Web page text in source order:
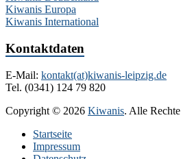
Kiwanis Europa
Kiwanis International
Kontaktdaten
E-Mail: kontakt(at)kiwanis-leipzig.de
Tel. (0341) 124 79 820
Copyright © 2026 Kiwanis. Alle
Startseite
Impressum